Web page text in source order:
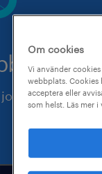
som
Om cookies
Vi använder
webbplats. Cookies
acceptera eller
som helst. Läs mer i